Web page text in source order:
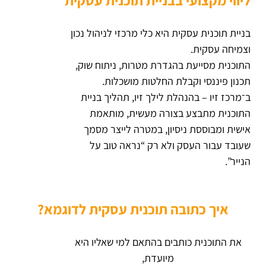
בניית תוכנית עסקית היא כלי מרכזי לניהול נכון
וצמיחה עסקית.
התוכנית מסייעת בהגדרת מטרות, ניתוח שוק,
תכנון פיננסי וקבלת החלטות מושכלות.
ב־מרכז זיו – בהנהלת לילך זיו, תהליך בניית
התוכנית מתבצע בצורה מעשית, מותאמת
אישית ומבוססת ניסיון, במטרה לייצר מסמך
שעובד עבור העסק ולא רק “נראה טוב על
הנייר”.
איך כתובה תוכנית עסקית לדוגמא?
את התוכנית כותבים בהתאם למי שאליו היא
מיועדת,